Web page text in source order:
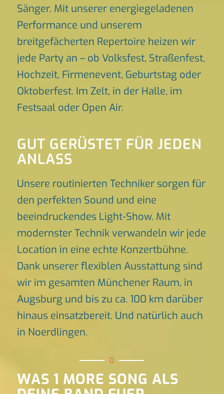
Sänger. Mit unserer energiegeladenen
Performance und unserem
breitgefächerten Repertoire heizen wir
jede Party an – ob Volksfest, Straßenfest,
Hochzeit, Firmenevent, Geburtstag oder
Oktoberfest. Im Zelt, in der Halle, im
Festsaal oder Open Air.
GUT GERÜSTET FÜR JEDEN
ANLASS
Unsere routinierten Techniker sorgen für
den perfekten Sound und eine
beeindruckendes Light-Show. Mit
modernster Technik verwandeln wir jede
Location in eine echte Konzertbühne.
Dank unserer flexiblen Ausstattung sind
wir im gesamten Münchener Raum, in
Augsburg und bis zu ca. 100 km darüber
hinaus einsatzbereit. Und natürlich auch
in Noerdlingen.
WAS 1 MORE SONG ALS